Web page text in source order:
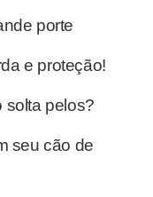
porte
e proteção!
solta pelos?
seu cão de